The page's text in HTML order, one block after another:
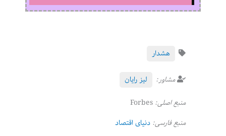
هشدار
مشاور:
لیز رایان
منبع اصلی: Forbes
منبع فارسی: دنیای اقتصاد